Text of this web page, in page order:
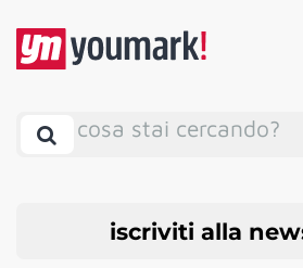
cosa stai cercando?
iscriviti alla